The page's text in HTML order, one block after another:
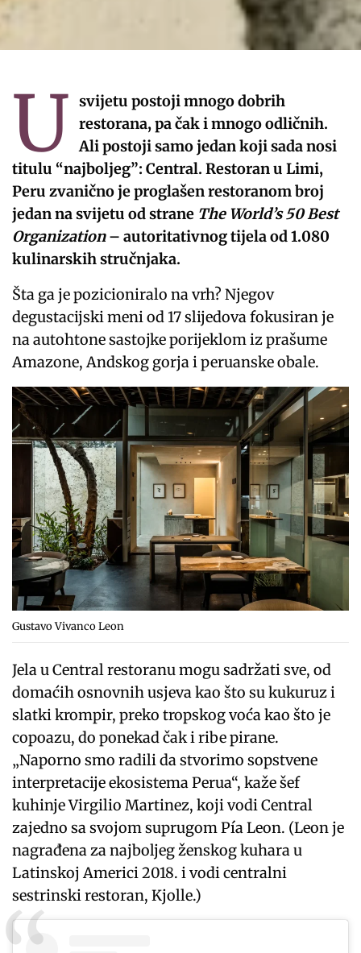
U svijetu postoji mnogo dobrih
restorana, pa čak i mnogo odličnih.
Ali postoji samo jedan koji sada nosi
titulu “najboljeg”: Central. Restoran u Limi,
Peru zvanično je proglašen restoranom broj
jedan na svijetu od strane The World’s 50 Best
Organization– autoritativnog tijela od 1.080
kulinarskih stručnjaka.
Šta ga je pozicioniralo na vrh? Njegov
degustacijski meni od 17 slijedova fokusiran je
na autohtone sastojke porijeklom iz prašume
Amazone, Andskog gorja i peruanske obale.
Gustavo Vivanco Leon
Jela u Central restoranu mogu sadržati sve, od
domaćih osnovnih usjeva kao što su kukuruz i
slatki krompir, preko tropskog voća kao što je
copoazu, do ponekad čak i ribe pirane.
„Naporno smo radili da stvorimo sopstvene
interpretacije ekosistema Perua“, kaže šef
kuhinje Virgilio Martinez, koji vodi Central
zajedno sa svojom suprugom Pía Leon. (Leon je
nagrađena za najboljeg ženskog kuhara u
Latinskoj Americi 2018. i vodi centralni
sestrinski restoran, Kjolle.)